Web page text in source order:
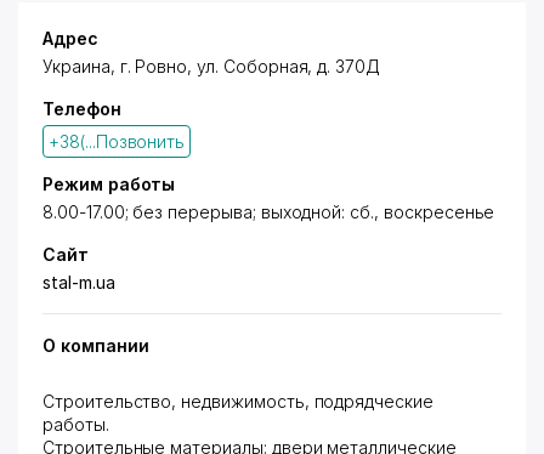
Адрес
Украина, г. Ровно,ул. Соборная, д. 370Д
Телефон
+38(...Позвонить
Режим работы
8.00-17.00; без перерыва; выходной: сб., воскресенье
Сайт
stal-m.ua
О компании
Строительство, недвижимость, подрядческие
работы.
Строительные материалы: двери металлические